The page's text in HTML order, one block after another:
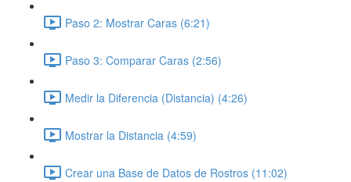
Paso 2: Mostrar Caras (6:21)
Paso 3: Comparar Caras (2:56)
Medir la Diferencia (Distancia) (4:26)
Mostrar la Distancia (4:59)
Crear una Base de Datos de Rostros (11:02)